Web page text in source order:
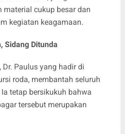
material cukup besar dan
kegiatan keagamaan.
Sidang Ditunda
Paulus yang hadir di
roda, membantah seluruh
tetap bersikukuh bahwa
tersebut merupakan